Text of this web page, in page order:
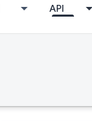
API